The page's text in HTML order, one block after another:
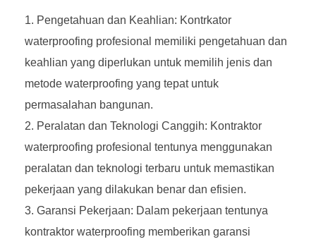
Pengetahuan dan Keahlian: Kontrkator
waterproofing profesional memiliki pengetahuan dan
keahlian yang diperlukan untuk memilih jenis dan
metode waterproofing yang tepat untuk
permasalahan bangunan.
Peralatan dan Teknologi Canggih: Kontraktor
waterproofing profesional tentunya menggunakan
peralatan dan teknologi terbaru untuk memastikan
pekerjaan yang dilakukan benar dan efisien.
Garansi Pekerjaan: Dalam pekerjaan tentunya
kontraktor waterproofing memberikan garansi